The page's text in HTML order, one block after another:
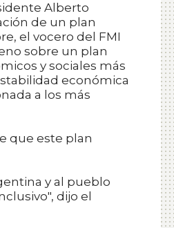
Alberto
de un plan
el vocero del FMI
sobre un plan
y sociales más
económica
a los más
que este plan
y al pueblo
dijo el